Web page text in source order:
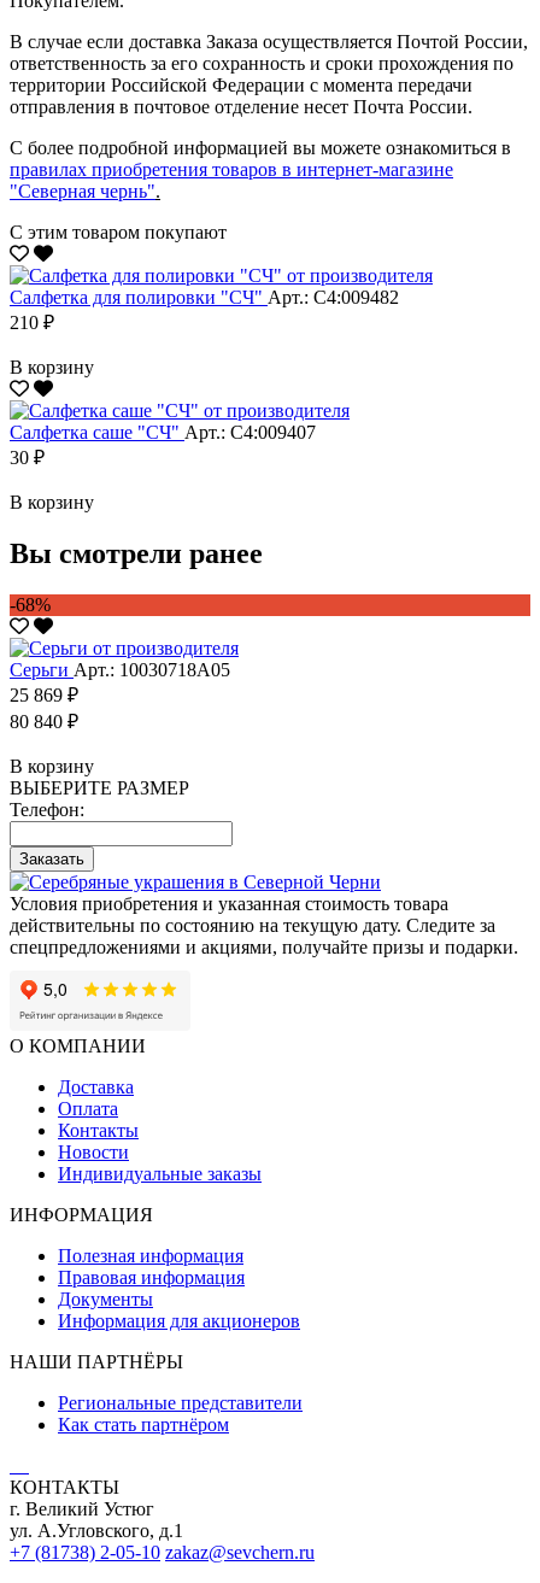
В случае если доставка Заказа осуществляется Почтой России,
ответственность за его сохранность и сроки прохождения по
территории Российской Федерации с момента передачи
отправления в почтовое отделение несет Почта России.
С более подробной информацией вы можете ознакомиться в
правилах приобретения товаров в интернет-магазине
"Северная чернь".
С этим товаром покупают
Салфетка для полировки "CЧ" Арт.: С4:009482
210 ₽
В корзину
Салфетка саше "CЧ" Арт.: С4:009407
30 ₽
В корзину
Вы смотрели ранее
-68%
Серьги Арт.: 10030718А05
25 869 ₽
80 840 ₽
В корзину
ВЫБЕРИТЕ РАЗМЕР
Телефон:
Заказать
Условия приобретения и указанная стоимость товара
действительны по состоянию на текущую дату. Следите за
спецпредложениями и акциями, получайте призы и подарки.
О КОМПАНИИ
Доставка
Оплата
Контакты
Новости
Индивидуальные заказы
ИНФОРМАЦИЯ
Полезная информация
Правовая информация
Документы
Информация для акционеров
НАШИ ПАРТНЁРЫ
Региональные представители
Как стать партнёром
КОНТАКТЫ
г. Великий Устюг
ул. А.Угловского, д.1
+7 (81738) 2-05-10 zakaz@sevchern.ru